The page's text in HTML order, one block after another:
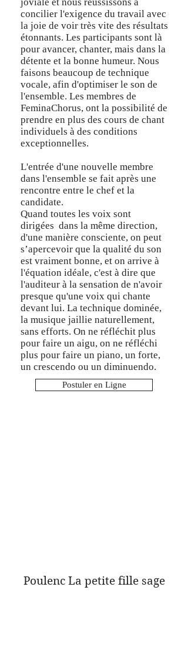
concilier l'exigence du travail avec
la joie de voir très vite des résultats
étonnants. Les participants sont là
pour avancer, chanter, mais dans la
détente et la bonne humeur. Nous
faisons beaucoup de technique
vocale, afin d'optimiser le son de
l'ensemble. Les membres de
FeminaChorus, ont la possibilité de
prendre en plus des cours de chant
individuels à des conditions
exceptionnelles.
L'entrée d'une nouvelle membre
dans l'ensemble se fait après une
rencontre entre le chef et la
candidate.
Quand toutes les voix sont
dirigées dans la même direction,
d'une manière consciente, on peut
s’apercevoir que la qualité du son
est vraiment bonne, et on arrive à
l'équation idéale, c'est à dire que
l'auditeur à la sensation de n'avoir
presque qu'une voix qui chante
devant lui. La technique dominée,
la musique jaillie naturellement,
sans efforts. On ne réfléchit plus
pour faire un aigu, on ne réfléchi
plus pour faire un piano, un forte,
un crescendo ou un diminuendo.
Postuler en Ligne
Poulenc La petite fille sage